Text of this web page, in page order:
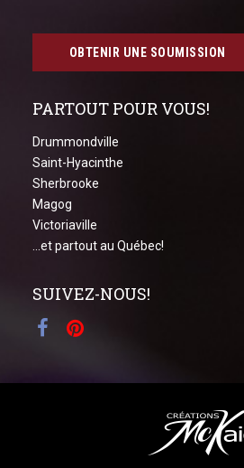
OBTENIR UNE SOUMISSION
PARTOUT POUR VOUS!
Drummondville
Saint-Hyacinthe
Sherbrooke
Magog
Victoriaville
...et partout au Québec!
SUIVEZ-NOUS!